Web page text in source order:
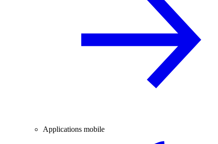
Applications mobile